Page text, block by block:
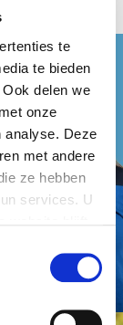
te
te bieden
delen we
onze
analyse. Deze
met andere
ze hebben
services. U